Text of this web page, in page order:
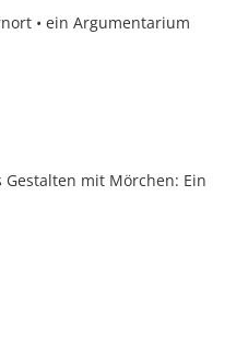
• ein Argumentarium
mit Mörchen: Ein